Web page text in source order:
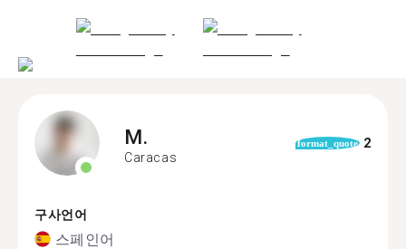
M.
Caracas
format_quote 2
구사언어
스페인어